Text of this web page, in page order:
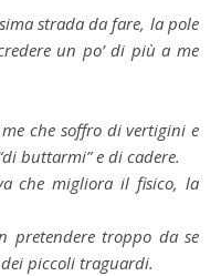
strada da fare, la pole
un po’ di più a me
che soffro di vertigini e
buttarmi” e di cadere.
che migliora il fisico, la
pretendere troppo da se
dei piccoli traguardi.